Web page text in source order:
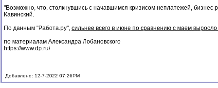
"Возможно, что, столкнувшись с начавшимся кризисом неплатежей,
Кавинский.
По данным "Работа.ру", сильнее всего в июне по сравнению с маем
по материалам Александра Лобановского
https://www.dp.ru/
Добавлено: 12-7-2022 07:26PM